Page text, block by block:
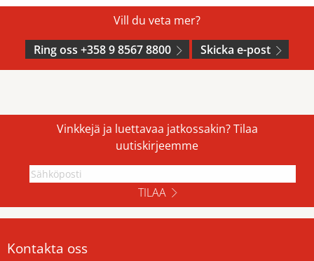
Vill du veta mer?
Ring oss +358 9 8567 8800
Skicka e-post
Vinkkejä ja luettavaa jatkossakin? Tilaa
uutiskirjeemme
TILAA
Kontakta oss